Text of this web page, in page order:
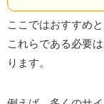
ここではおすすめ
これらである必要
ります。